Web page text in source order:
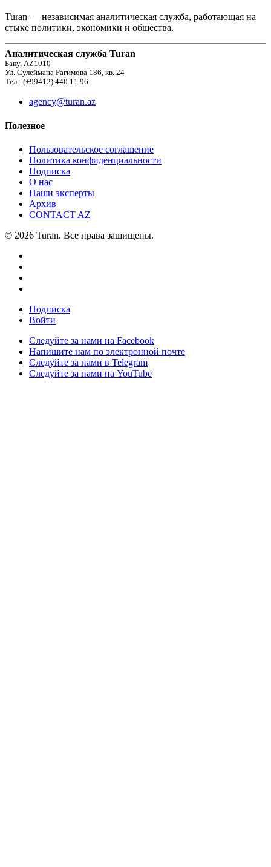
Turan — независимая аналитическая служба, работающая на
стыке политики, экономики и общества.
Аналитическая служба Turan
Баку, AZ1010
Ул. Сулеймана Рагимова 186, кв. 24
Тел.: (+99412) 440 11 96
agency@turan.az
Полезное
Пользовательское соглашение
Политика конфиденциальности
Подписка
О нас
Наши эксперты
Архив
CONTACT AZ
© 2026 Turan. Все права защищены.
Подписка
Войти
Следуйте за нами на Facebook
Напишите нам по электронной почте
Следуйте за нами в Telegram
Следуйте за нами на YouTube